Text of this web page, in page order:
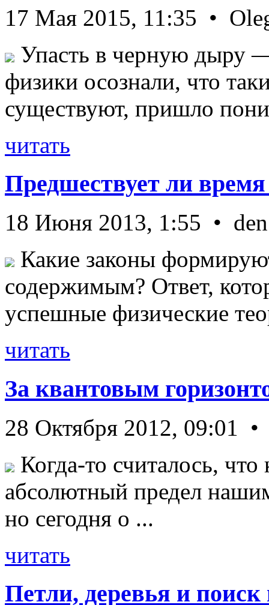
17 Мая 2015, 11:35 •
Упасть в черную дыру
физики осознали, что
существуют, пришло
читать
Предшествует ли
18 Июня 2013, 1:55 • den
Какие законы
содержимым? Ответ,
успешные физические
читать
За квантовым
28 Октября 2012, 09:01
Когда-то считалось, что
абсолютный предел
но сегодня о ...
читать
Петли, деревья и